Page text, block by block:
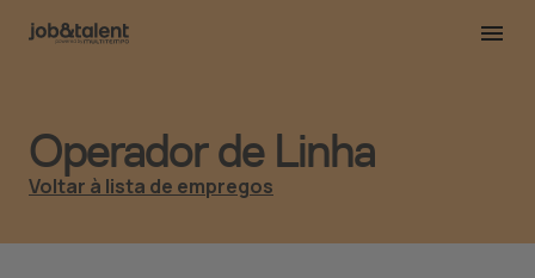
Operador de Linha
Voltar à lista de empregos